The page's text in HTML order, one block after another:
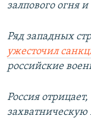
залпового огня
Ряд западных
ужесточил
российские
Россия
захватническую